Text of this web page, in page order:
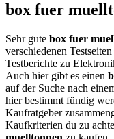
box fuer
Sehr gute box fuer
verschiedenen
Testberichte zu
Auch hier gibt es einen
auf der Suche nach
hier bestimmt fündig
Kaufratgeber
Kaufkriterien du zu